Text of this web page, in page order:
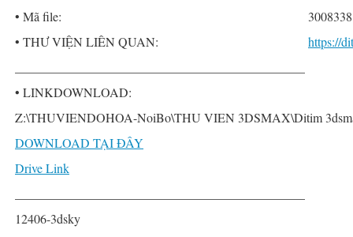
• Mã file:
• THƯ VIỆN LIÊN QUAN:
https://
• LINKDOWNLOAD:
Z:\THUVIENDOHOA-NoiBo\THU VIEN 3DSMAX\Ditim
DOWNLOAD TẠI ĐÂY
Drive Link
12406-3dsky